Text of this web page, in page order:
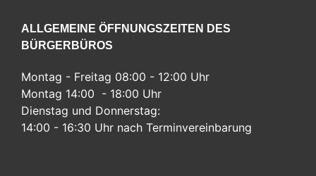
ALLGEMEINE ÖFFNUNGSZEITEN DES
BÜRGERBÜROS
Montag - Freitag 08:00 - 12:00 Uhr
Montag 14:00 - 18:00 Uhr
Dienstag und Donnerstag:
14:00 - 16:30 Uhr nach Terminvereinbarung